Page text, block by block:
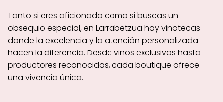
Tanto si eres aficionado como si buscas un
obsequio especial, en Larrabetzua hay vinotecas
donde la excelencia y la atención personalizada
hacen la diferencia. Desde vinos exclusivos hasta
productores reconocidas, cada boutique ofrece
una vivencia única.